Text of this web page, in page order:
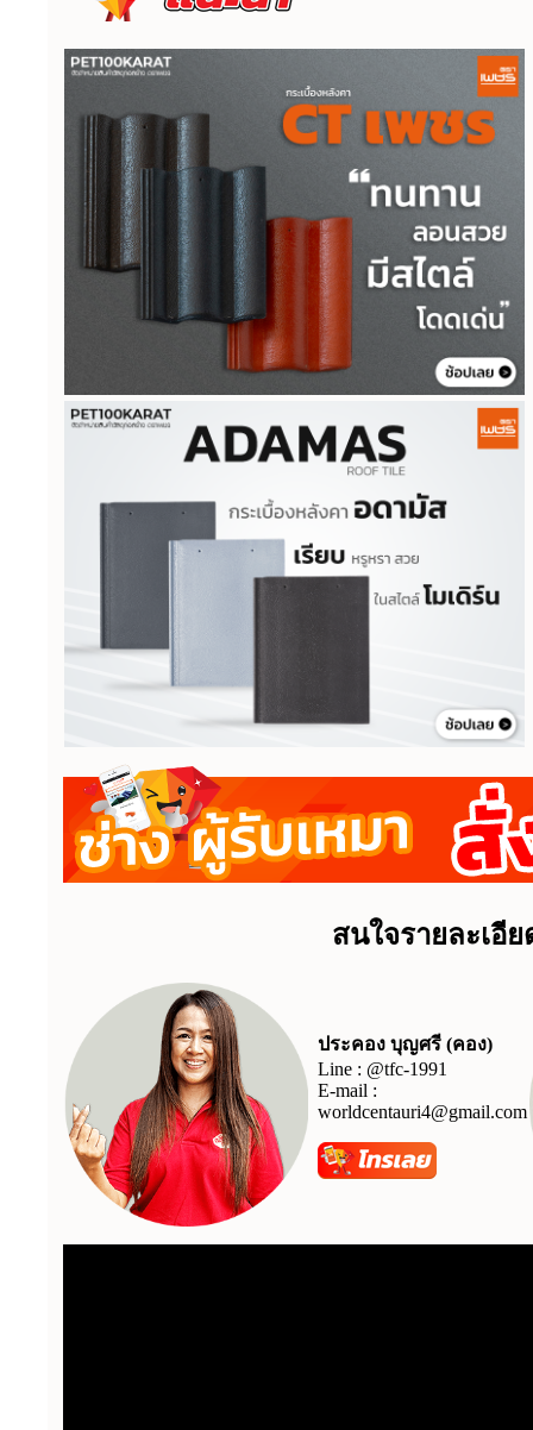
สนใจรายละเอี
ประคอง บุญศรี (คอง)
Line : @tfc-1991
E-mail :
worldcentauri4@gmail.com